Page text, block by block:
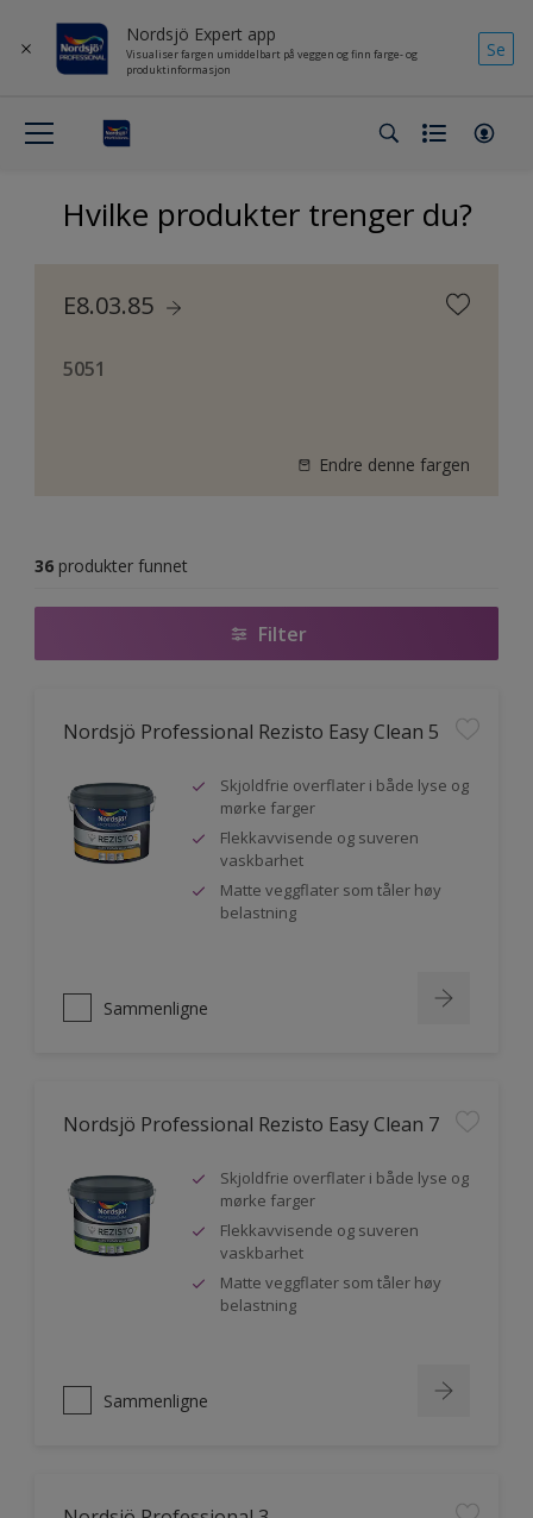
Nordsjö Expert app
Visualiser fargen umiddelbart på veggen og finn farge- og
produktinformasjon
Se
Hvilke produkter trenger du?
E8.03.85
5051
Endre denne fargen
36 produkter funnet
Filter
Nordsjö Professional Rezisto Easy Clean 5
Skjoldfrie overflater i både lyse og
mørke farger
Flekkavvisende og suveren
vaskbarhet
Matte veggflater som tåler høy
belastning
Sammenligne
Nordsjö Professional Rezisto Easy Clean 7
Skjoldfrie overflater i både lyse og
mørke farger
Flekkavvisende og suveren
vaskbarhet
Matte veggflater som tåler høy
belastning
Sammenligne